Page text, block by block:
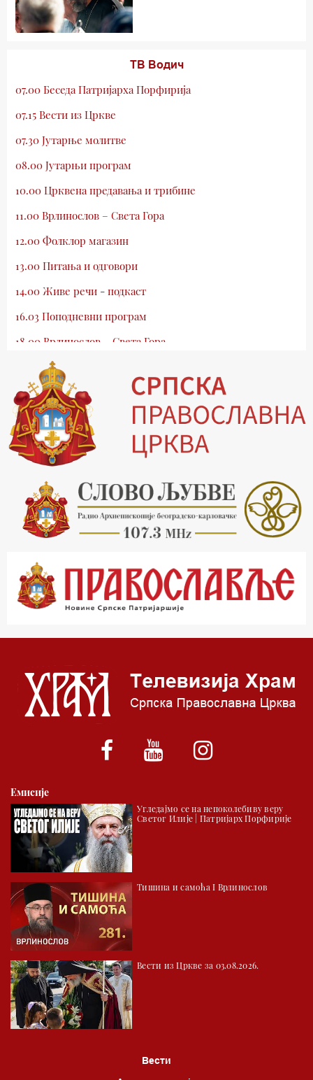
ТВ Водич
07.00 Беседа Патријарха Порфирија
07.15 Вести из Цркве
07.30 Јутарње молитве
08.00 Јутарњи програм
10.00 Црквена предавања и трибине
11.00 Врлинослов – Света Гора
12.00 Фолклор магазин
13.00 Питања и одговори
14.00 Живе речи - подкаст
16.03 Поподневни програм
18.00 Врлинослов – Света Гора
19.03 Атлас памћења
19.30 Вечерње молитве
20.00 Вести из Цркве
20.15 Реч архијереја
20.30 Млади у Цркви
21.03 Гугл пита
22.03 Црквена предавања и трибине
23.00 Питања и одговори
00.03 Гугл пита
01.03 Живе речи - подкаст
*најважније вести емитујемо на сваки пун сат
Емисије
Угледајмо се на непоколебиву веру
Светог Илије | Патријарх Порфирије
Тишина и самоћа I Врлинослов
Вести из Цркве за 03.08.2026.
Вести